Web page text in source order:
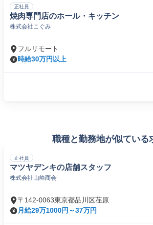
正社員
焼肉専門店のホール・キッチン
株式会社こぐみ
フルリモート
時給30万円以上
職種と勤務地が似ている
正社員
マツヤデンキの店舗スタッフ
株式会社山﨑商会
〒142-0063東京都品川区荏原
月給29万1000円～37万円